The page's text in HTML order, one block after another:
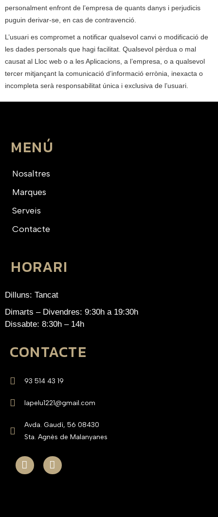
personalment enfront de l’empresa de quants danys i perjudicis
puguin derivar-se, en cas de contravenció.
L’usuari es compromet a notificar qualsevol canvi o modificació de
les dades personals que hagi facilitat. Qualsevol pèrdua o mal
causat al Lloc web o a les Aplicacions, a l’empresa, o a qualsevol
tercer mitjançant la comunicació d’informació errònia, inexacta o
incompleta serà responsabilitat única i exclusiva de l’usuari.
MENÚ
Nosaltres
Marques
Serveis
Contacte
HORARI
Dilluns: Tancat
Dimarts – Divendres: 9:30h a 19:30h
Dissabte: 8:30h – 14h
CONTACTE
93 514 43 19
lapelu1221@gmail.com
Avda. Gaudí, 56 08430
Sta. Agnès de Malanyanes